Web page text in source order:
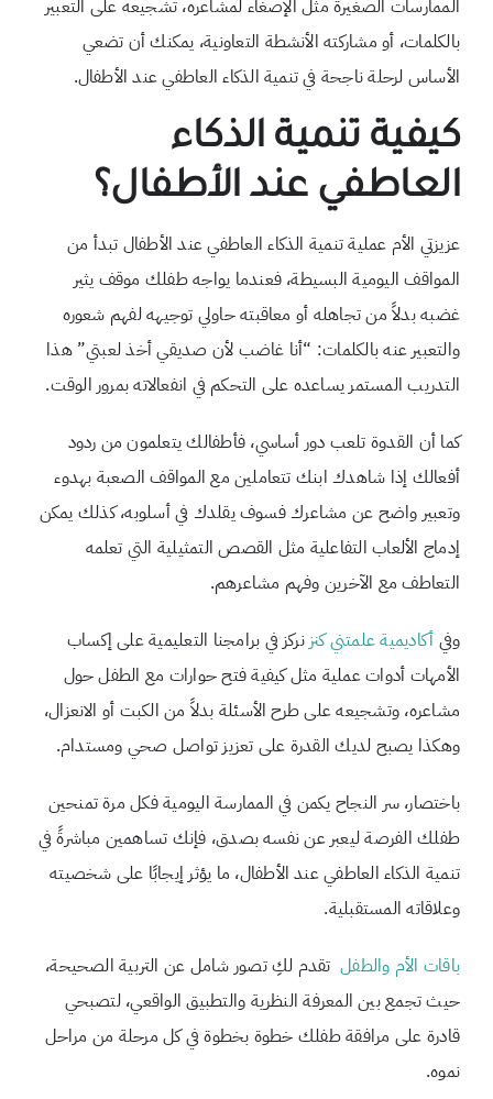
الممارسات الصغيرة مثل الإصغاء لمشاعره، تشجيعه على التعبير
بالكلمات، أو مشاركته الأنشطة التعاونية، يمكنك أن تضعي
الأساس لرحلة ناجحة في تنمية الذكاء العاطفي عند الأطفال.
كيفية تنمية الذكاء
العاطفي عند الأطفال؟
عزيزتي الأم عملية تنمية الذكاء العاطفي عند الأطفال تبدأ من
المواقف اليومية البسيطة، فعندما يواجه طفلك موقف يثير
غضبه بدلاً من تجاهله أو معاقبته حاولي توجيهه لفهم شعوره
والتعبير عنه بالكلمات: “أنا غاضب لأن صديقي أخذ لعبتي” هذا
التدريب المستمر يساعده على التحكم في انفعالاته بمرور الوقت.
كما أن القدوة تلعب دور أساسي، فأطفالك يتعلمون من ردود
أفعالك إذا شاهدك ابنك تتعاملين مع المواقف الصعبة بهدوء
وتعبير واضح عن مشاعرك فسوف يقلدك في أسلوبه، كذلك يمكن
إدماج الألعاب التفاعلية مثل القصص التمثيلية التي تعلمه
التعاطف مع الآخرين وفهم مشاعرهم.
وفي أكاديمية علمتني كنز نركز في برامجنا التعليمية على إكساب
الأمهات أدوات عملية مثل كيفية فتح حوارات مع الطفل حول
مشاعره، وتشجيعه على طرح الأسئلة بدلاً من الكبت أو الانعزال،
وهكذا يصبح لديك القدرة على تعزيز تواصل صحي ومستدام.
باختصار، سر النجاح يكمن في الممارسة اليومية فكل مرة تمنحين
طفلك الفرصة ليعبر عن نفسه بصدق، فإنك تساهمين مباشرةً في
تنمية الذكاء العاطفي عند الأطفال، ما يؤثر إيجابًا على شخصيته
وعلاقاته المستقبلية.
باقات الأم والطفلتقدم لكِ تصور شامل عن التربية الصحيحة،
حيث تجمع بين المعرفة النظرية والتطبيق الواقعي، لتصبحي
قادرة على مرافقة طفلك خطوة بخطوة في كل مرحلة من مراحل
نموه.